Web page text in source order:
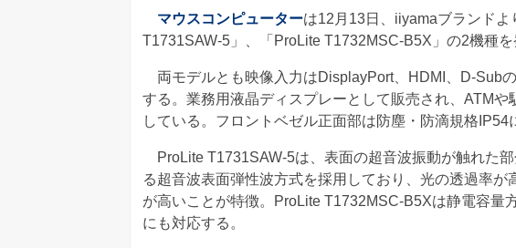
マウスコンピューターは12月13日、iiyamaブランド
T1731SAW-5」、「ProLite T1732MSC-B5X」の2機種を
両モデルとも映像入力はDisplayPort、HDMI、D-Sub
する。業務用液晶ディスプレーとして販売され、ATM
している。フロントベゼル正面部は防塵・防滴規格IP54
ProLite T1731SAW-5は、表面の超音波振動が触れた
る超音波表面弾性波方式を採用しており、光の透過率
が高いことが特徴。ProLite T1732MSC-B5Xは静電容量
にも対応する。